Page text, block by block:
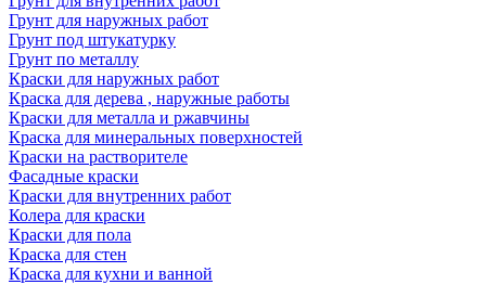
Грунт для наружных работ
Грунт под штукатурку
Грунт по металлу
Краски для наружных работ
Краска для дерева , наружные работы
Краски для металла и ржавчины
Краска для минеральных поверхностей
Краски на растворителе
Фасадные краски
Краски для внутренних работ
Колера для краски
Краски для пола
Краска для стен
Краска для кухни и ванной